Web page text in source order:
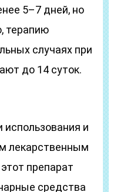
5–7 дней, но
терапию
случаях при
до 14 суток.
и
лекарственным
препарат
средства